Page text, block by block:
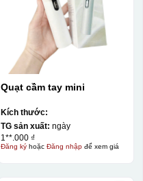
Quạt cầm tay mini
Kích thước:
TG sản xuất: ngày
1**.000 ₫
Đăng kýhoặc Đăng nhậpđể xem giá